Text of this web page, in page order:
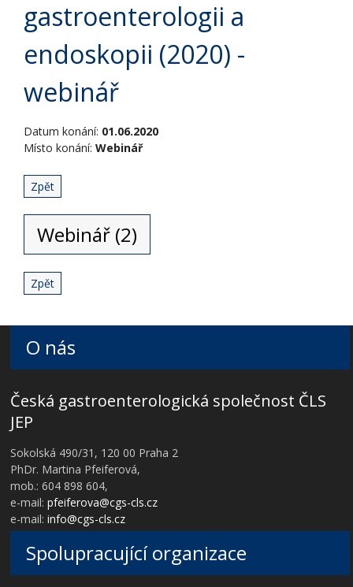
gastroenterologii a
endoskopii (2020) -
webinář
Datum konání: 01.06.2020
Místo konání: Webinář
Zpět
Webinář (2)
Zpět
O nás
Česká gastroenterologická společnost ČLS
JEP
Sokolská 490/31, 120 00 Praha 2
PhDr. Martina Pfeiferová,
mob.: 604 898 604,
e-mail:pfeiferova@cgs-cls.cz
e-mail:info@cgs-cls.cz
Spolupracující organizace